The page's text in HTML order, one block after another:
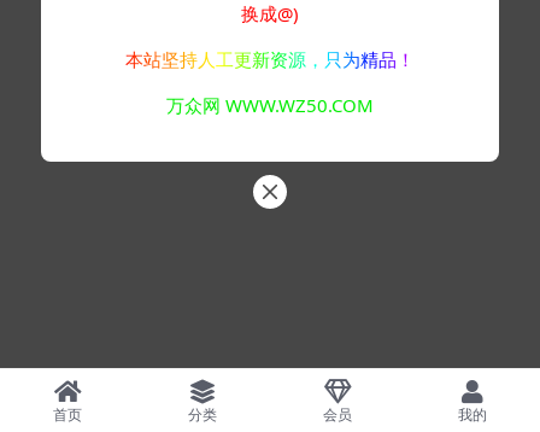
首页 分类 会员 我的
换成@)
本站坚持人工更新资源，只为精品！
万众网 WWW.WZ50.COM